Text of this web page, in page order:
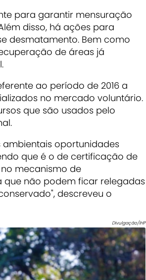
para garantir mensuração
disso, há ações para
desmatamento. Bem como
de áreas já
ao período de 2016 a
no mercado voluntário.
que são usados pelo
ambientais oportunidades
que é o de certificação de
mecanismo de
que não podem ficar relegadas
descreveu o
Divulgação/IHP